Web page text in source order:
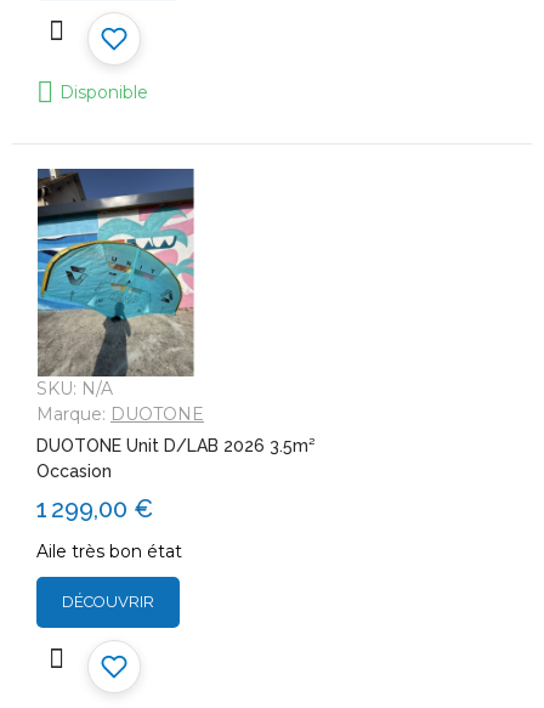
Disponible
SKU: N/A
Marque: DUOTONE
DUOTONE Unit D/LAB 2026 3.5m²
Occasion
1 299,00 €
Aile très bon état
DÉCOUVRIR